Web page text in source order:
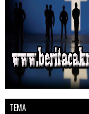
TEMA